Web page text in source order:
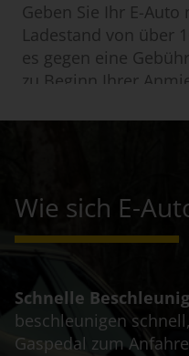
Geben Sie Ihr E-
Ladestand von über
es gegen eine
zu Beginn Ihrer
Wie sich E-
Schnelle
beschleunigen
Gaspedal zum